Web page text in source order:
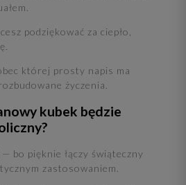
podziękować za ciepło,
której prosty napis ma
życzenia.
kubek będzie
— bo pięknie łączy świąteczny
zastosowaniem.